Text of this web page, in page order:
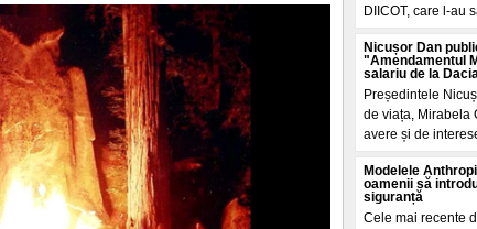
DIICOT, care l-au
Nicușor Dan
"Amendamentul
salariu de la
Președintele
de viața, Mirabela
avere și de
Modelele
oamenii să
siguranță
Cele mai recente